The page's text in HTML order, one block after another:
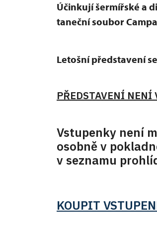
Účinkují šermířské a
taneční soubor
Letošní představení
PŘEDSTAVENÍ NENÍ
Vstupenky není
osobně v
v seznamu
KOUPIT